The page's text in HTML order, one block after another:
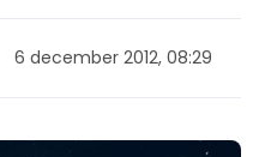
6 december 2012, 08:29